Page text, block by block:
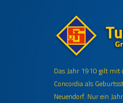
Das Jahr 1910 gilt mit
Concordia als
Neuendorf. Nur ein